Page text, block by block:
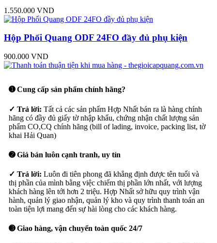
1.550.000 VND
Hộp Phối Quang ODF 24FO đầy đủ phụ kiện
900.000 VND
➊ Cung cấp sản phẩm chính hãng?
✓ Trả lời: Tất cả các sản phẩm Hợp Nhất bán ra là hàng chính
hãng có đầy đủ giấy tờ nhập khẩu, chứng nhận chất lượng sản
phẩm CO,CQ chính hãng (bill of lading, invoice, packing list, tờ
khai Hải Quan)
➋ Giá bán luôn cạnh tranh, uy tín
✓ Trả lời: Luôn đi tiên phong đã khẳng định được tên tuổi và
thị phần của mình bằng việc chiếm thị phần lớn nhất, với lượng
khách hàng lên tới hơn 2 triệu. Hợp Nhất sở hữu quy trình vận
hành, quản lý giao nhận, quản lý kho và quy trình thanh toán an
toàn tiện lợi mang đến sự hài lòng cho các khách hàng.
➌ Giao hàng, vận chuyển toàn quốc 24/7